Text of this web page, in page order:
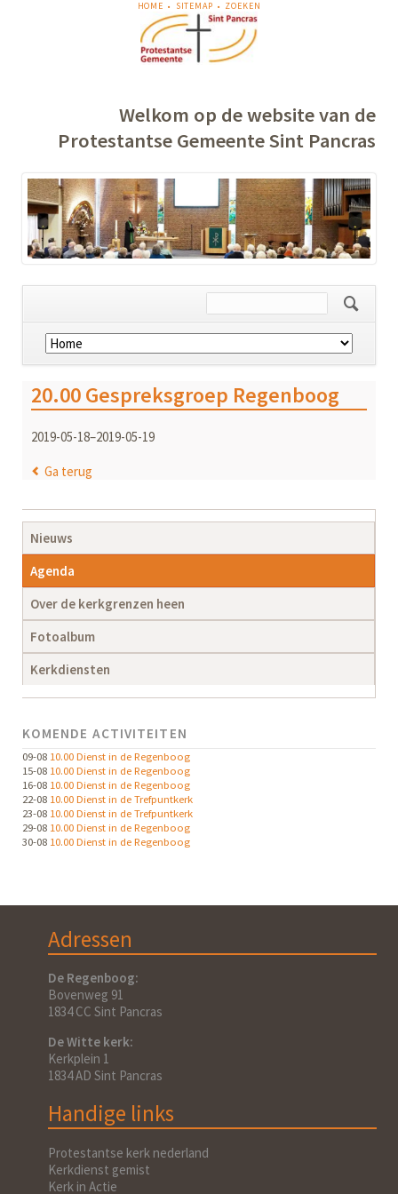
NAVIGATIE
OVERSLAAN
HOME SITEMAP ZOEKEN
Welkom op de website van de
Protestantse Gemeente Sint Pancras
Navigatie
overslaan
20.00 Gespreksgroep Regenboog
2019-05-18–2019-05-19
Ga terug
Navigatie
overslaan
Nieuws
Agenda
Over de kerkgrenzen heen
Fotoalbum
Kerkdiensten
KOMENDE ACTIVITEITEN
09-08 10.00 Dienst in de Regenboog
15-08 10.00 Dienst in de Regenboog
16-08 10.00 Dienst in de Regenboog
22-08 10.00 Dienst in de Trefpuntkerk
23-08 10.00 Dienst in de Trefpuntkerk
29-08 10.00 Dienst in de Regenboog
30-08 10.00 Dienst in de Regenboog
Adressen
De Regenboog:
Bovenweg 91
1834 CC Sint Pancras
De Witte kerk:
Kerkplein 1
1834 AD Sint Pancras
Handige links
Protestantse kerk nederland
Kerkdienst gemist
Kerk in Actie